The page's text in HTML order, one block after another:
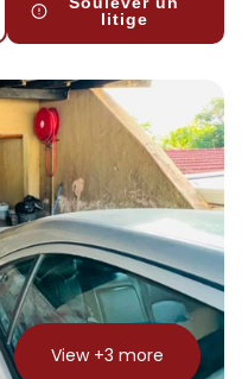
litige
View +3 more